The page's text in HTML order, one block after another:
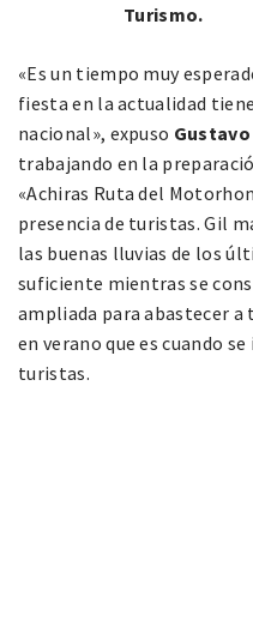
Turismo.
«Es un tiempo muy
fiesta en la actualidad
nacional», expuso
trabajando en la
«Achiras Ruta del
presencia de turistas. Gil
las buenas lluvias de los
suficiente mientras se
ampliada para abastecer
en verano que es cuando
turistas.